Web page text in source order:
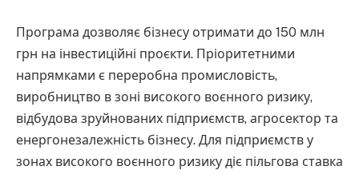
Програма дозволяє бізнесу отримати до 150 млн
грн на інвестиційні проєкти. Пріоритетними
напрямками є переробна промисловість,
виробництво в зоні високого воєнного ризику,
відбудова зруйнованих підприємств, агросектор та
енергонезалежність бізнесу. Для підприємств у
зонах високого воєнного ризику діє пільгова ставка